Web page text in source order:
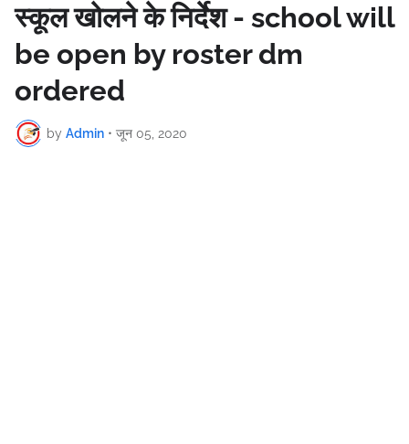
स्कूल खोलने के निर्देश - school will
be open by roster dm
ordered
by Admin • जून 05, 2020